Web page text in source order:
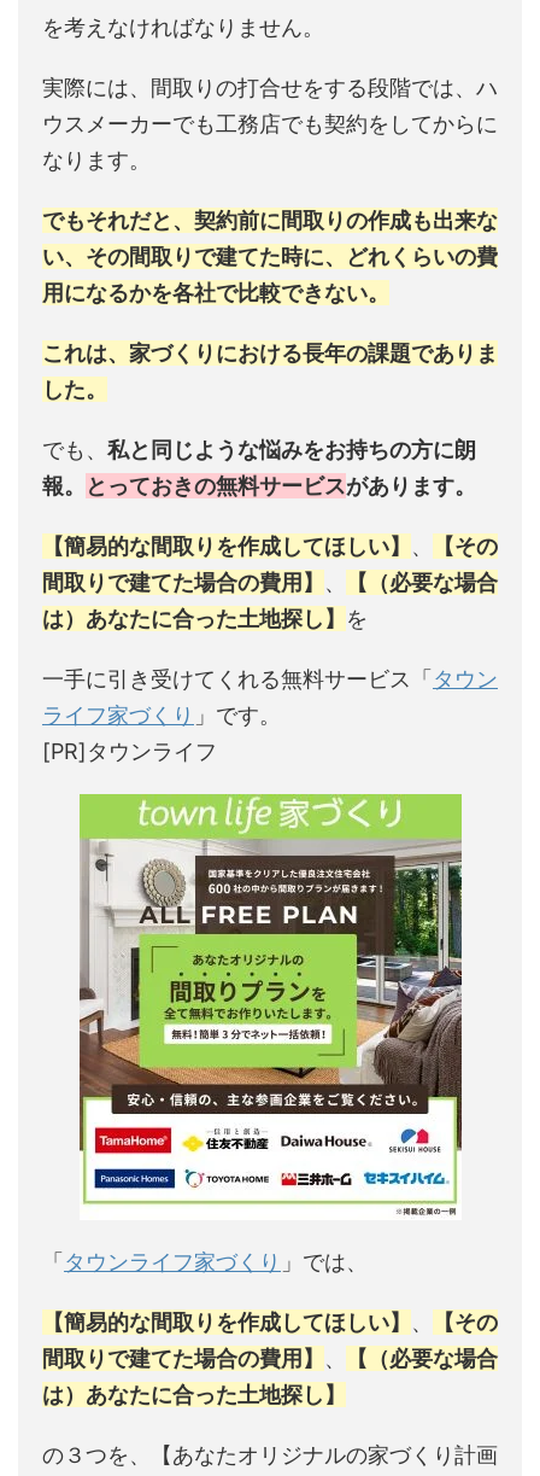
を考えなければなりません。
実際には、間取りの打合せをする段階では、ハ
ウスメーカーでも工務店でも契約をしてからに
なります。
でもそれだと、契約前に間取りの作成も出来な
い、その間取りで建てた時に、どれくらいの費
用になるかを各社で比較できない。
これは、家づくりにおける長年の課題でありま
した。
でも、 私と同じような悩みをお持ちの方に朗
報。
とっておきの無料サービスがあります。
【簡易的な間取りを作成してほしい】 、
【その
間取りで建てた場合の費用】 、
【（必要な場合
は）あなたに合った土地探し】 を
一手に引き受けてくれる無料サービス「 タウン
ライフ家づくり 」です。
[PR]タウンライフ
「 タウンライフ家づくり 」では、
【簡易的な間取りを作成してほしい】 、
【その
間取りで建てた場合の費用】 、
【（必要な場合
は）あなたに合った土地探し】
の３つを、【あなたオリジナルの家づくり計画